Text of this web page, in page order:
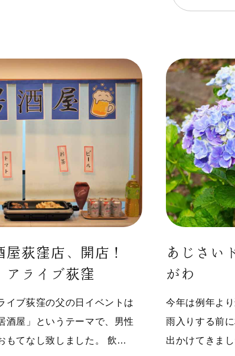
屋荻窪店、開店！
ライブ荻窪
イブ荻窪の父の日イベントは
酒屋」というテーマで、男性
もてなし致しました。 飲…
あじさい
がわ
今年は例年よ
雨入りする前
出かけてきま